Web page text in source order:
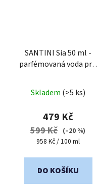
SANTINI Sia 50 ml -
parfémovaná voda pro
hodnocení
produktu
je
4,9
5
Skladem (>5 ks)
479 Kč
599 Kč (–20 %)
Měrná
958 Kč / 100 ml
DO KOŠÍKU